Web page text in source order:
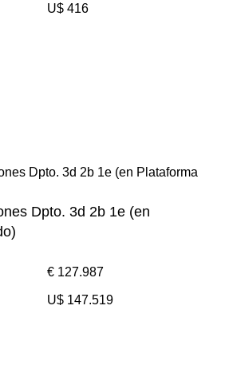
U$ 416
Dpto. 3d 2b 1e (en
€ 127.987
U$ 147.519